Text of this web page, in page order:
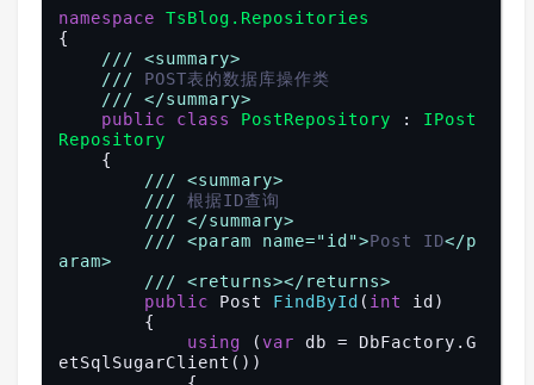
public IEnumerable<Post>
l
{
return _postRepository.Find
All();
        }
public
{
return _postRepository.Find
ById(id);
public int Insert (Post entity
{
return
_postRepository.Inse
rt(entity);
        }
namespace
TsBlog.Repositories
{
///
<summary>
/// POST表的数据库操作类
///
</summary>
public
class PostRepository : IPost
Repository
///
<summary>
/// 根据ID查询
///
</summary>
///
<param name="id">Post ID</p
aram>
///
<returns></returns>
public Post FindById ( int id )
{
using
(var db = DbFactory.G
etSqlSugarClient())